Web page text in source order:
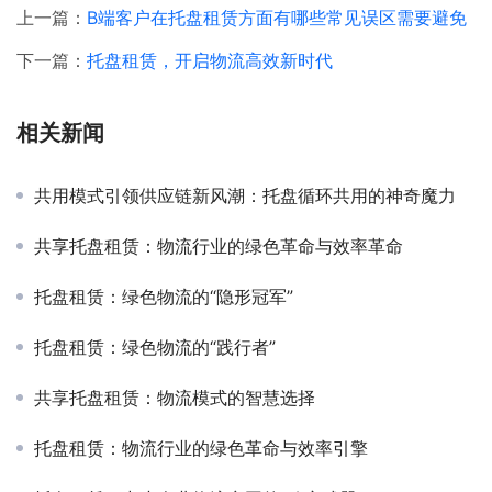
上一篇： B端客户在托盘租赁方面有哪些常见误区需要避免
下一篇： 托盘租赁，开启物流高效新时代
相关新闻
共用模式引领供应链新风潮：托盘循环共用的神奇魔力
共享托盘租赁：物流行业的绿色革命与效率革命
托盘租赁：绿色物流的“隐形冠军”
托盘租赁：绿色物流的“践行者”
共享托盘租赁：物流模式的智慧选择
托盘租赁：物流行业的绿色革命与效率引擎